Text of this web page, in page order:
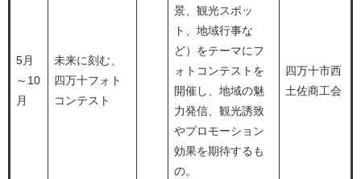
5月
～10
月
未来に刻む、
四万十フォト
コンテスト
景、観光スポッ
ト、地域行事な
ど）をテーマにフ
ォトコンテストを
開催し、地域の魅
力発信、観光誘致
やプロモーション
効果を期待するも
の。
四万十市西
土佐商工会